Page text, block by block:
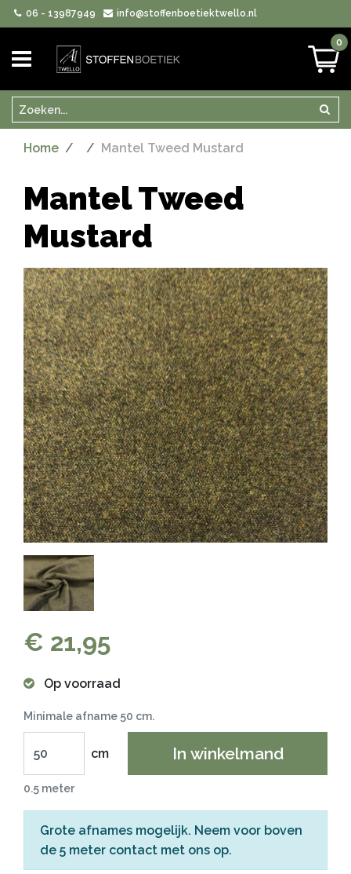
06 - 13987949 info@stoffenboetiektwello.nl
0
Zoeken
Home Mantel Tweed Mustard
Mantel Tweed
Mustard
€ 21,95
Op voorraad
Minimale afname 50 cm.
cm In winkelmand
0.5 meter
Grote afnames mogelijk. Neem voor boven
de 5 meter contact met ons op.